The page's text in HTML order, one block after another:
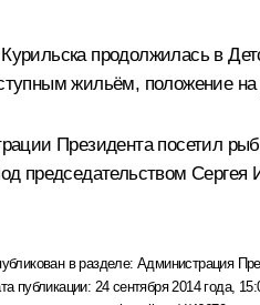
продолжилась в
жильём, положение
Президента посетил
председательством
в разделе:Администрация
публикации: 24 сентября 2014 года,